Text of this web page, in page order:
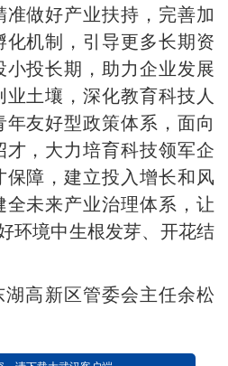
做好产业扶持，完善加
机制，引导更多长期资
投长期，助力企业发展
土壤，深化教育科技人
友好型政策体系，面向
，大力培育科技领军企
保障，建立投入增长和风
全未来产业治理体系，让
环境中生根发芽、开花结
高新区管委会主任余松